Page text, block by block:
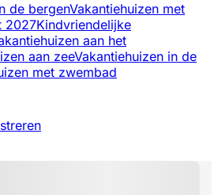
de bergenVakantiehuizen met
2027Kindvriendelijke
aan het
aan zeeVakantiehuizen in de
met zwembad